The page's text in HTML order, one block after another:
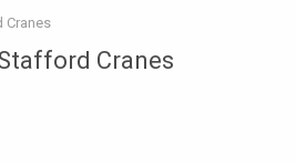
Cranes
Cranes